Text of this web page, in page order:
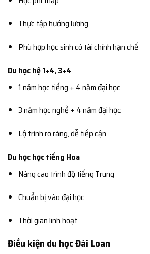
Thực tập hưởng lương
Phù hợp học sinh có tài chính hạn chế
Du học hệ 1+4, 3+4
1 năm học tiếng + 4 năm đại học
3 năm học nghề + 4 năm đại học
Lộ trình rõ ràng, dễ tiếp cận
Du học học tiếng Hoa
Nâng cao trình độ tiếng Trung
Chuẩn bị vào đại học
Thời gian linh hoạt
Điều kiện du học Đài Loan